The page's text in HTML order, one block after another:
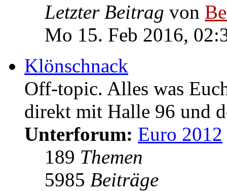
Letzter Beitrag von
Mo 15. Feb 2016,
Klönschnack
Off-topic. Alles was
direkt mit Halle 96 und
Unterforum: Euro 2012
189 Themen
5985 Beiträge